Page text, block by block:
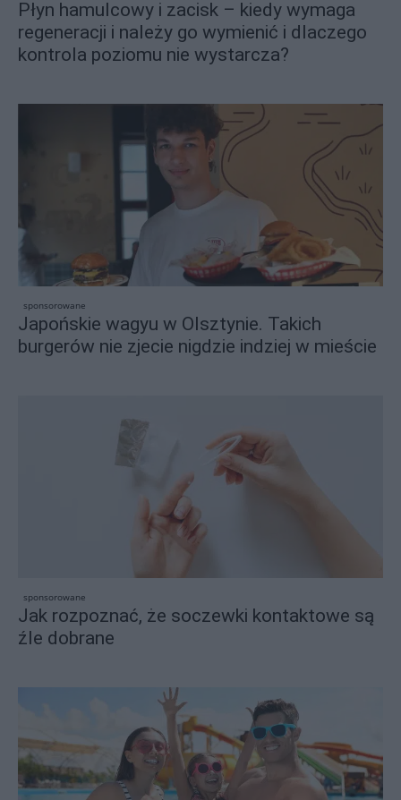
Płyn hamulcowy i zacisk – kiedy wymaga
regeneracji i należy go wymienić i dlaczego
kontrola poziomu nie wystarcza?
sponsorowane
Japońskie wagyu w Olsztynie. Takich
burgerów nie zjecie nigdzie indziej w mieście
sponsorowane
Jak rozpoznać, że soczewki kontaktowe są
źle dobrane